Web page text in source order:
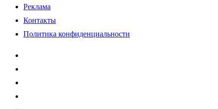
Реклама
Контакты
Политика конфиденциальности